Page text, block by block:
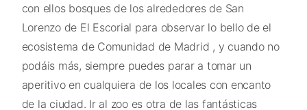
con ellos bosques de los alrededores de San
Lorenzo de El Escorial para observar lo bello de el
ecosistema de Comunidad de Madrid , y cuando no
podáis más, siempre puedes parar a tomar un
aperitivo en cualquiera de los locales con encanto
de la ciudad. Ir al zoo es otra de las fantásticas